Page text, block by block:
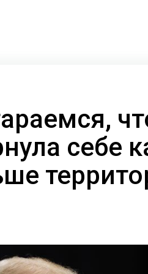
себе